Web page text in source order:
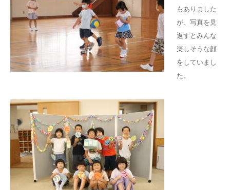
もありました
が、写真を見
返すとみんな
楽しそうな顔
をしていまし
た。